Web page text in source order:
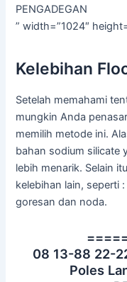
PENGADEGAN
” width=”1024″
Kelebihan
Setelah memahami
mungkin Anda
memilih metode ini.
bahan sodium silicate
lebih menarik. Selain
kelebihan lain, seperti
goresan dan noda.
08 13-88 22-
Poles